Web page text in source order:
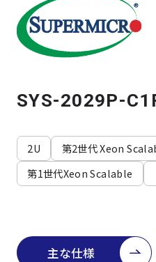
ニュース
よくある質問
SYS-2029P-
2U
第2世代 Xeon
第1世代Xeon Scalable
主な仕様